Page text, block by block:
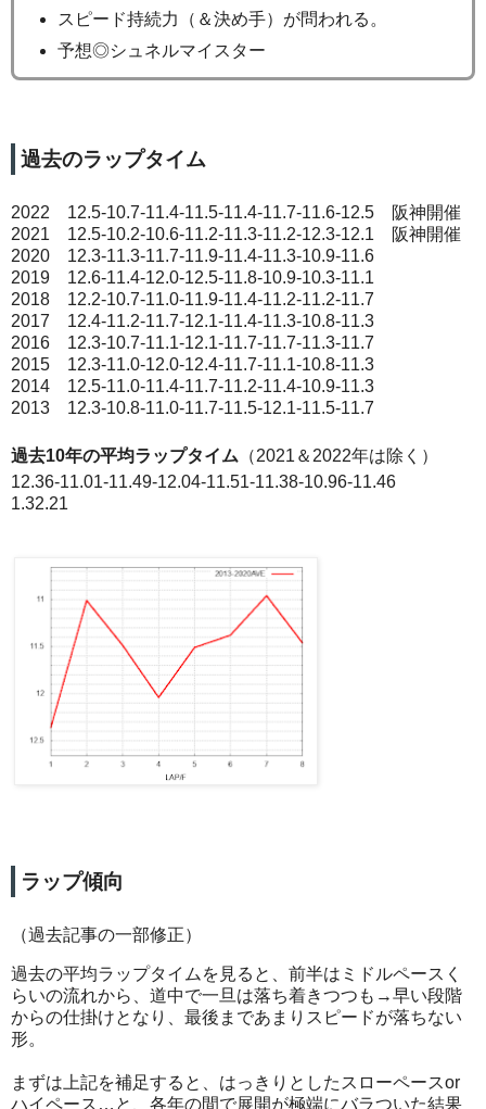
スピード持続力（＆決め手）が問われる。
予想◎シュネルマイスター
過去のラップタイム
2022 12.5-10.7-11.4-11.5-11.4-11.7-11.6-12.5 阪神開催
2021 12.5-10.2-10.6-11.2-11.3-11.2-12.3-12.1 阪神開催
2020 12.3-11.3-11.7-11.9-11.4-11.3-10.9-11.6
2019 12.6-11.4-12.0-12.5-11.8-10.9-10.3-11.1
2018 12.2-10.7-11.0-11.9-11.4-11.2-11.2-11.7
2017 12.4-11.2-11.7-12.1-11.4-11.3-10.8-11.3
2016 12.3-10.7-11.1-12.1-11.7-11.7-11.3-11.7
2015 12.3-11.0-12.0-12.4-11.7-11.1-10.8-11.3
2014 12.5-11.0-11.4-11.7-11.2-11.4-10.9-11.3
2013 12.3-10.8-11.0-11.7-11.5-12.1-11.5-11.7
過去10年の平均ラップタイム （2021＆2022年は除く）
12.36-11.01-11.49-12.04-11.51-11.38-10.96-11.46
1.32.21
ラップ傾向
（過去記事の一部修正）
過去の平均ラップタイムを見ると、前半はミドルペースく
らいの流れから、道中で一旦は落ち着きつつも→早い段階
からの仕掛けとなり、最後まであまりスピードが落ちない
形。
まずは上記を補足すると、はっきりとしたスローペースor
ハイペース…と、各年の間で展開が極端にバラついた結果